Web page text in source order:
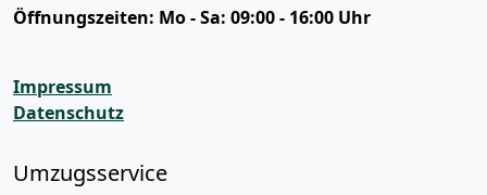
Öffnungszeiten: Mo - Sa: 09:00 - 16:00 Uhr
Impressum
Datenschutz
Umzugsservice